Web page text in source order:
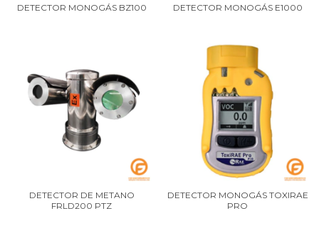
DETECTOR MONOGÁS BZ100 DETECTOR MONOGÁS E1000
DETECTOR DE METANO
FRLD200 PTZ
DETECTOR MONOGÁS TOXIRAE
PRO